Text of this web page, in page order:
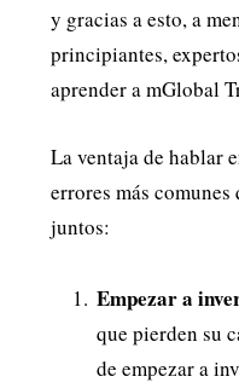
y gracias a esto, a
principiantes,
aprender a mGlobal
La ventaja de hablar
errores más
juntos:
Empezar a
que pierden su
de empezar a